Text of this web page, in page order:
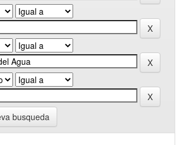
busqueda